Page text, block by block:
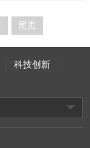
尾页
科技创新